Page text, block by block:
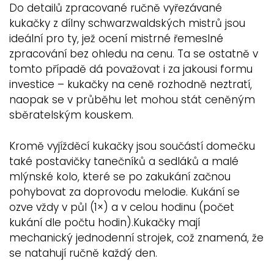
Do detailů zpracované ručně vyřezávané
kukačky z dílny schwarzwaldských mistrů jsou
ideální pro ty, jež ocení mistrné řemeslné
zpracování bez ohledu na cenu. Ta se ostatně v
tomto případě dá považovat i za jakousi formu
investice – kukačky na ceně rozhodně neztratí,
naopak se v průběhu let mohou stát ceněným
sběratelským kouskem.
Kromě vyjížděcí kukačky jsou součástí domečku
také postavičky tanečníků a sedláků a malé
mlýnské kolo, které se po zakukání začnou
pohybovat za doprovodu melodie. Kukání se
ozve vždy v půl (1×) a v celou hodinu (počet
kukání dle počtu hodin).Kukačky mají
mechanický jednodenní strojek, což znamená, že
se natahují ručně každý den.